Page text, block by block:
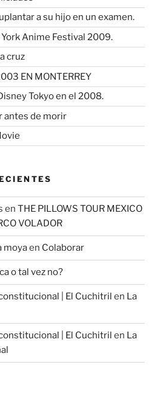
a su hijo en un examen.
Anime Festival 2009.
cruz
EN MONTERREY
Tokyo en el 2008.
antes de morir
en THE PILLOWS TOUR MEXICO
VOLADOR
moyaen Colaborar
o tal vez no?
| El Cuchitril en La
| El Cuchitril en La